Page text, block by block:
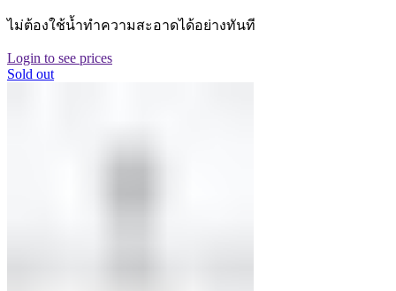
ไม่ต้องใช้น้ำทำความสะอาดได้อย่างทันที
Login to see prices
Sold out